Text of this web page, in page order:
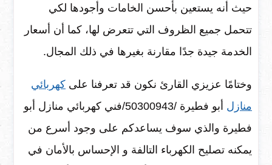
حيث أنه يستعين بأحسن الخامات وأجودها لكي
تتحمل جميع الظروف التي تتعرض لها، كما أن أسعار
الخدمة جيدة جدًا مقارنة بغيرها في ذلك المجال.
وختامًا عزيزي القارئ نكون قد تعرفنا على كهربائي
منازل
أبو فطيرة /50300943/فني كهربائي منازل أبو
فطيرة والذي سوف يساعدكم على وجود أسرع من
يمكنه تصليح الكهرباء التالفة و الإحساس بالأمان في